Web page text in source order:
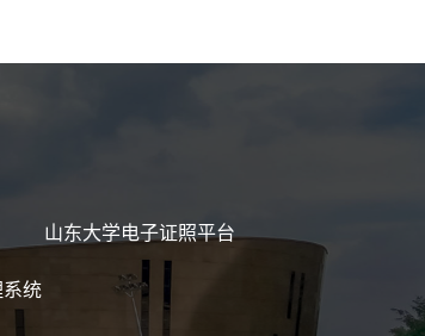
山东大学电子证照平台
统